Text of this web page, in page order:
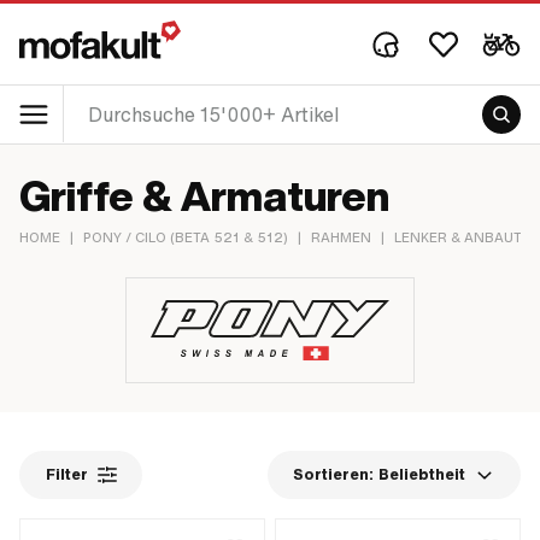
Griffe & Armaturen
HOME | PONY / CILO (BETA 521 & 512) | RAHMEN | LENKER &
Filter Sortieren: Beliebtheit